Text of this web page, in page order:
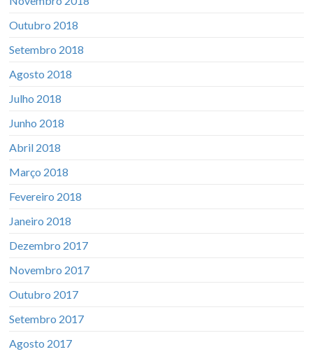
Outubro 2018
Setembro 2018
Agosto 2018
Julho 2018
Junho 2018
Abril 2018
Março 2018
Fevereiro 2018
Janeiro 2018
Dezembro 2017
Novembro 2017
Outubro 2017
Setembro 2017
Agosto 2017